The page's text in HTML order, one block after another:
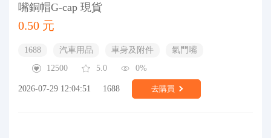
嘴銅帽G-cap 現貨
0.50 元
1688 汽車用品 車身及附件
氣門嘴
12500
5.0 0%
2026-07-29 12:04:51 1688 去購買